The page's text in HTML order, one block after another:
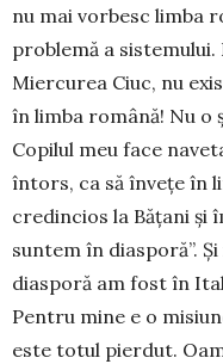
nu mai vorbesc limba
problemă a sistemului.
Miercurea Ciuc, nu
în limba română! Nu o
Copilul meu face
întors, ca să învețe în
credincios la Bățani și
suntem în diasporă”.
diasporă am fost în
Pentru mine e o
este totul pierdut.